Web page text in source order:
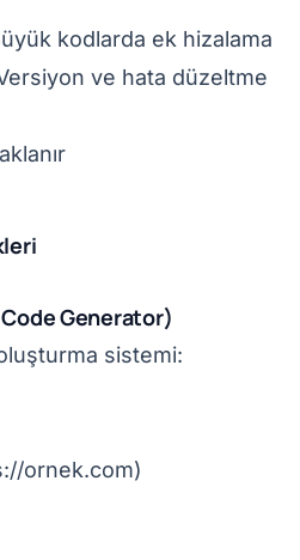
kodlarda ek hizalama
ve hata düzeltme
Code Generator)
sistemi:
ornek.com)